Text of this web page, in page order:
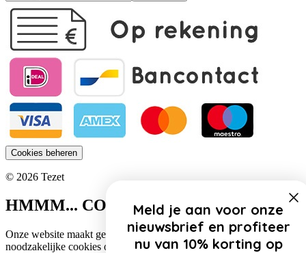
Cookies beheren
© 2026 Tezet
HMMM... COOKIES!
Onze website maakt gebruik van cookies. Zo gebruiken wij
noodzakelijke cookies om de website functioneel te houden.
Meld je aan voor onze
nieuwsbrief en profiteer
nu van 10% korting op